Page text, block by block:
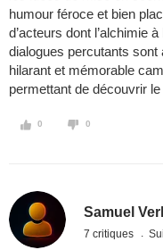
humour féroce et bien
d’acteurs dont l’alchimie
dialogues percutants
hilarant et mémorable
permettant de découvrir
0 0
Samuel
7 critiques